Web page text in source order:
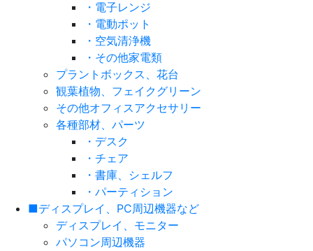
・電子レンジ
・電動ポット
・空気清浄機
・その他家電類
プラントボックス、花台
観葉植物、フェイクグリーン
その他オフィスアクセサリー
各種部材、パーツ
・デスク
・チェア
・書庫、シェルフ
・パーティション
■ディスプレイ、PC周辺機器など
ディスプレイ、モニター
パソコン周辺機器